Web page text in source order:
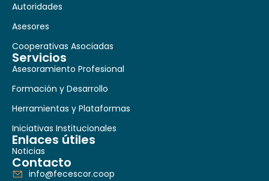
Autoridades
Asesores
Cooperativas Asociadas
Servicios
Asesoramiento Profesional
Formación y Desarrollo
Herramientas y Plataformas
Iniciativas Institucionales
Enlaces útiles
Noticias
Contacto
info@fecescor.coop